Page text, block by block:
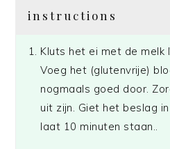
instructions
Kluts het ei met de melk
Voeg het (glutenvrije)
nogmaals goed door.
uit zijn. Giet het beslag
laat 10 minuten staan..